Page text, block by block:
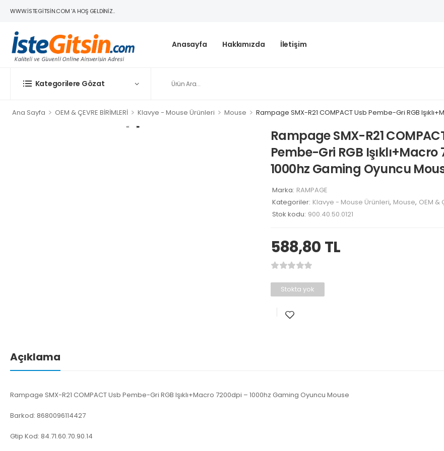
WWW.ISTEGITSIN.COM 'A HOŞ GELDINIZ..
Anasayfa Hakkımızda İletişim
Kategorilere Gözat
Ana Sayfa > OEM & ÇEVRE BİRİMLERİ > Klavye - Mouse Ürünleri > Mouse > Rampage SMX-R21 COMPACT Usb Pembe-Gri RGB
Rampage SMX-R21
Pembe-Gri RGB
1000hz Gaming Oyuncu
Marka: RAMPAGE
Kategoriler: Klavye - Mouse Ürünleri, Mouse, OEM &
Stok kodu: 900.40.50.0121
588,80 TL
Stokta yok
Açıklama
Rampage SMX-R21 COMPACT Usb Pembe-Gri RGB Işıklı+Macro 7200dpi – 1000hz Gaming Oyuncu Mouse
Barkod: 8680096114427
Gtip Kod: 84.71.60.70.90.14